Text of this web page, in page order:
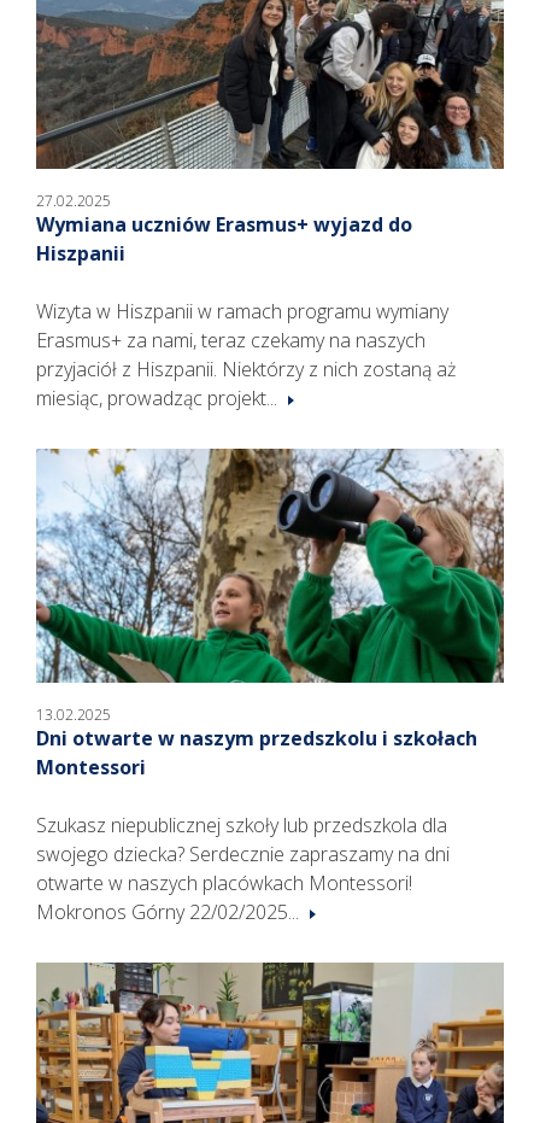
27.02.2025
Wymiana uczniów Erasmus+ wyjazd do
Hiszpanii
Wizyta w Hiszpanii w ramach programu wymiany
Erasmus+ za nami, teraz czekamy na naszych
przyjaciół z Hiszpanii. Niektórzy z nich zostaną aż
miesiąc, prowadząc projekt...
13.02.2025
Dni otwarte w naszym przedszkolu i szkołach
Montessori
Szukasz niepublicznej szkoły lub przedszkola dla
swojego dziecka? Serdecznie zapraszamy na dni
otwarte w naszych placówkach Montessori!
Mokronos Górny 22/02/2025...